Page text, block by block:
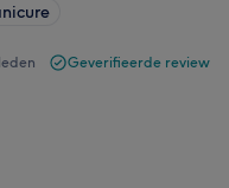
Geverifieerde review